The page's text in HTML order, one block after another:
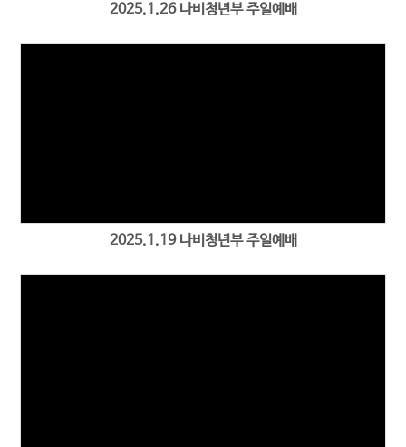
2025.1.26 나비청년부 주일예배
2025.1.19 나비청년부 주일예배